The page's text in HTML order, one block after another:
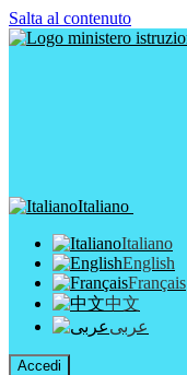
Salta al contenuto
Italiano
Italiano
English
Français
中文
عربى
Accedi